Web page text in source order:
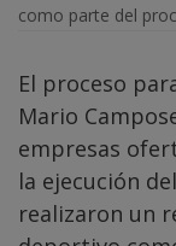
como parte del
El proceso
Mario
empresas
la ejecución
realizaron un